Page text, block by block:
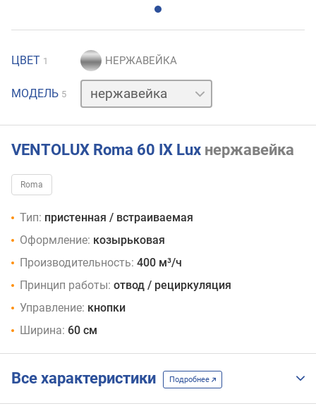
ЦВЕТ 1
МОДЕЛЬ 5
белый
коричневый
черный
VENTOLUX Roma 60 IX Lux нержавейка
Roma
Тип: пристенная / встраиваемая
Оформление: козырьковая
Производительность: 400 м³/ч
Принцип работы: отвод / рециркуляция
Управление: кнопки
Ширина: 60 см
Все характеристики Подробнее